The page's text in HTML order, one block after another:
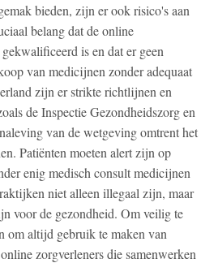
bieden, zijn er ook risico's aan
belang dat de online
is en dat er geen
van medicijnen zonder adequaat
zijn er strikte richtlijnen en
de Inspectie Gezondheidszorg en
van de wetgeving omtrent het
Patiënten moeten alert zijn op
enig medisch consult medicijnen
niet alleen illegaal zijn, maar
voor de gezondheid. Om veilig te
om altijd gebruik te maken van
zorgverleners die samenwerken